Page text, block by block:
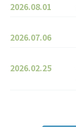
2026.08.01
2026.07.06
2026.02.25